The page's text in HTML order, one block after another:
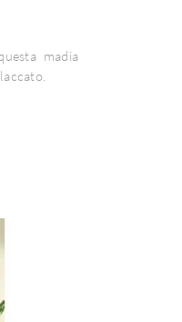
madia